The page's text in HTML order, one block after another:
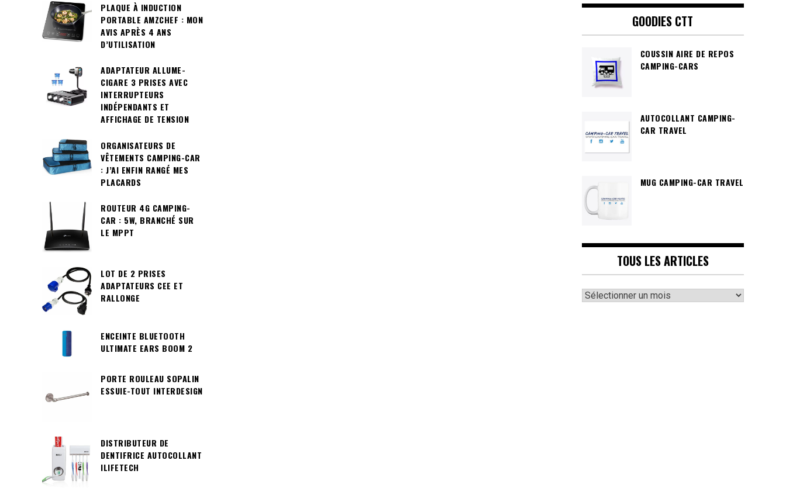
PLAQUE À INDUCTION
PORTABLE AMZCHEF : MON
AVIS APRÈS 4 ANS
D’UTILISATION
ADAPTATEUR ALLUME-
CIGARE 3 PRISES AVEC
INTERRUPTEURS
INDÉPENDANTS ET
AFFICHAGE DE TENSION
ORGANISATEURS DE
VÊTEMENTS CAMPING-CAR
: J’AI ENFIN RANGÉ MES
PLACARDS
ROUTEUR 4G CAMPING-
CAR : 5W, BRANCHÉ SUR
LE MPPT
LOT DE 2 PRISES
ADAPTATEURS CEE ET
RALLONGE
ENCEINTE BLUETOOTH
ULTIMATE EARS BOOM 2
PORTE ROULEAU SOPALIN
ESSUIE-TOUT INTERDESIGN
DISTRIBUTEUR DE
DENTIFRICE AUTOCOLLANT
ILIFETECH
GOODIES CTT
COUSSIN AIRE DE REPOS
CAMPING-CARS
AUTOCOLLANT CAMPING-
CAR TRAVEL
MUG CAMPING-CAR TRAVEL
TOUS LES ARTICLES
Tous